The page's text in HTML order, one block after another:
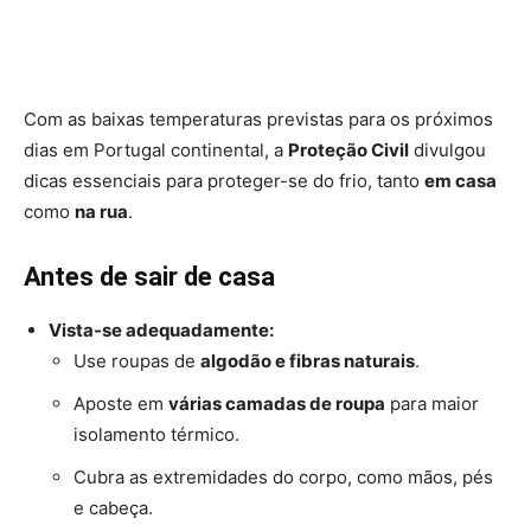
Com as baixas temperaturas previstas para os próximos
dias em Portugal continental, a Proteção Civil divulgou
dicas essenciais para proteger-se do frio, tanto em casa
como na rua.
Antes de sair de casa
Vista-se adequadamente:
Use roupas de algodão e fibras naturais.
Aposte em várias camadas de roupa para maior
isolamento térmico.
Cubra as extremidades do corpo, como mãos, pés
e cabeça.